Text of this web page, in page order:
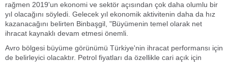
rağmen 2019'un ekonomi ve sektör açısından çok daha olumlu bir
yıl olacağını söyledi. Gelecek yıl ekonomik aktivitenin daha da hız
kazanacağını belirten Binbaşgil, "Büyümenin temel olarak net
ihracat kaynaklı devam etmesi önemli.
Avro bölgesi büyüme görünümü Türkiye'nin ihracat performansı için
de belirleyici olacaktır. Petrol fiyatları da özellikle cari açık için